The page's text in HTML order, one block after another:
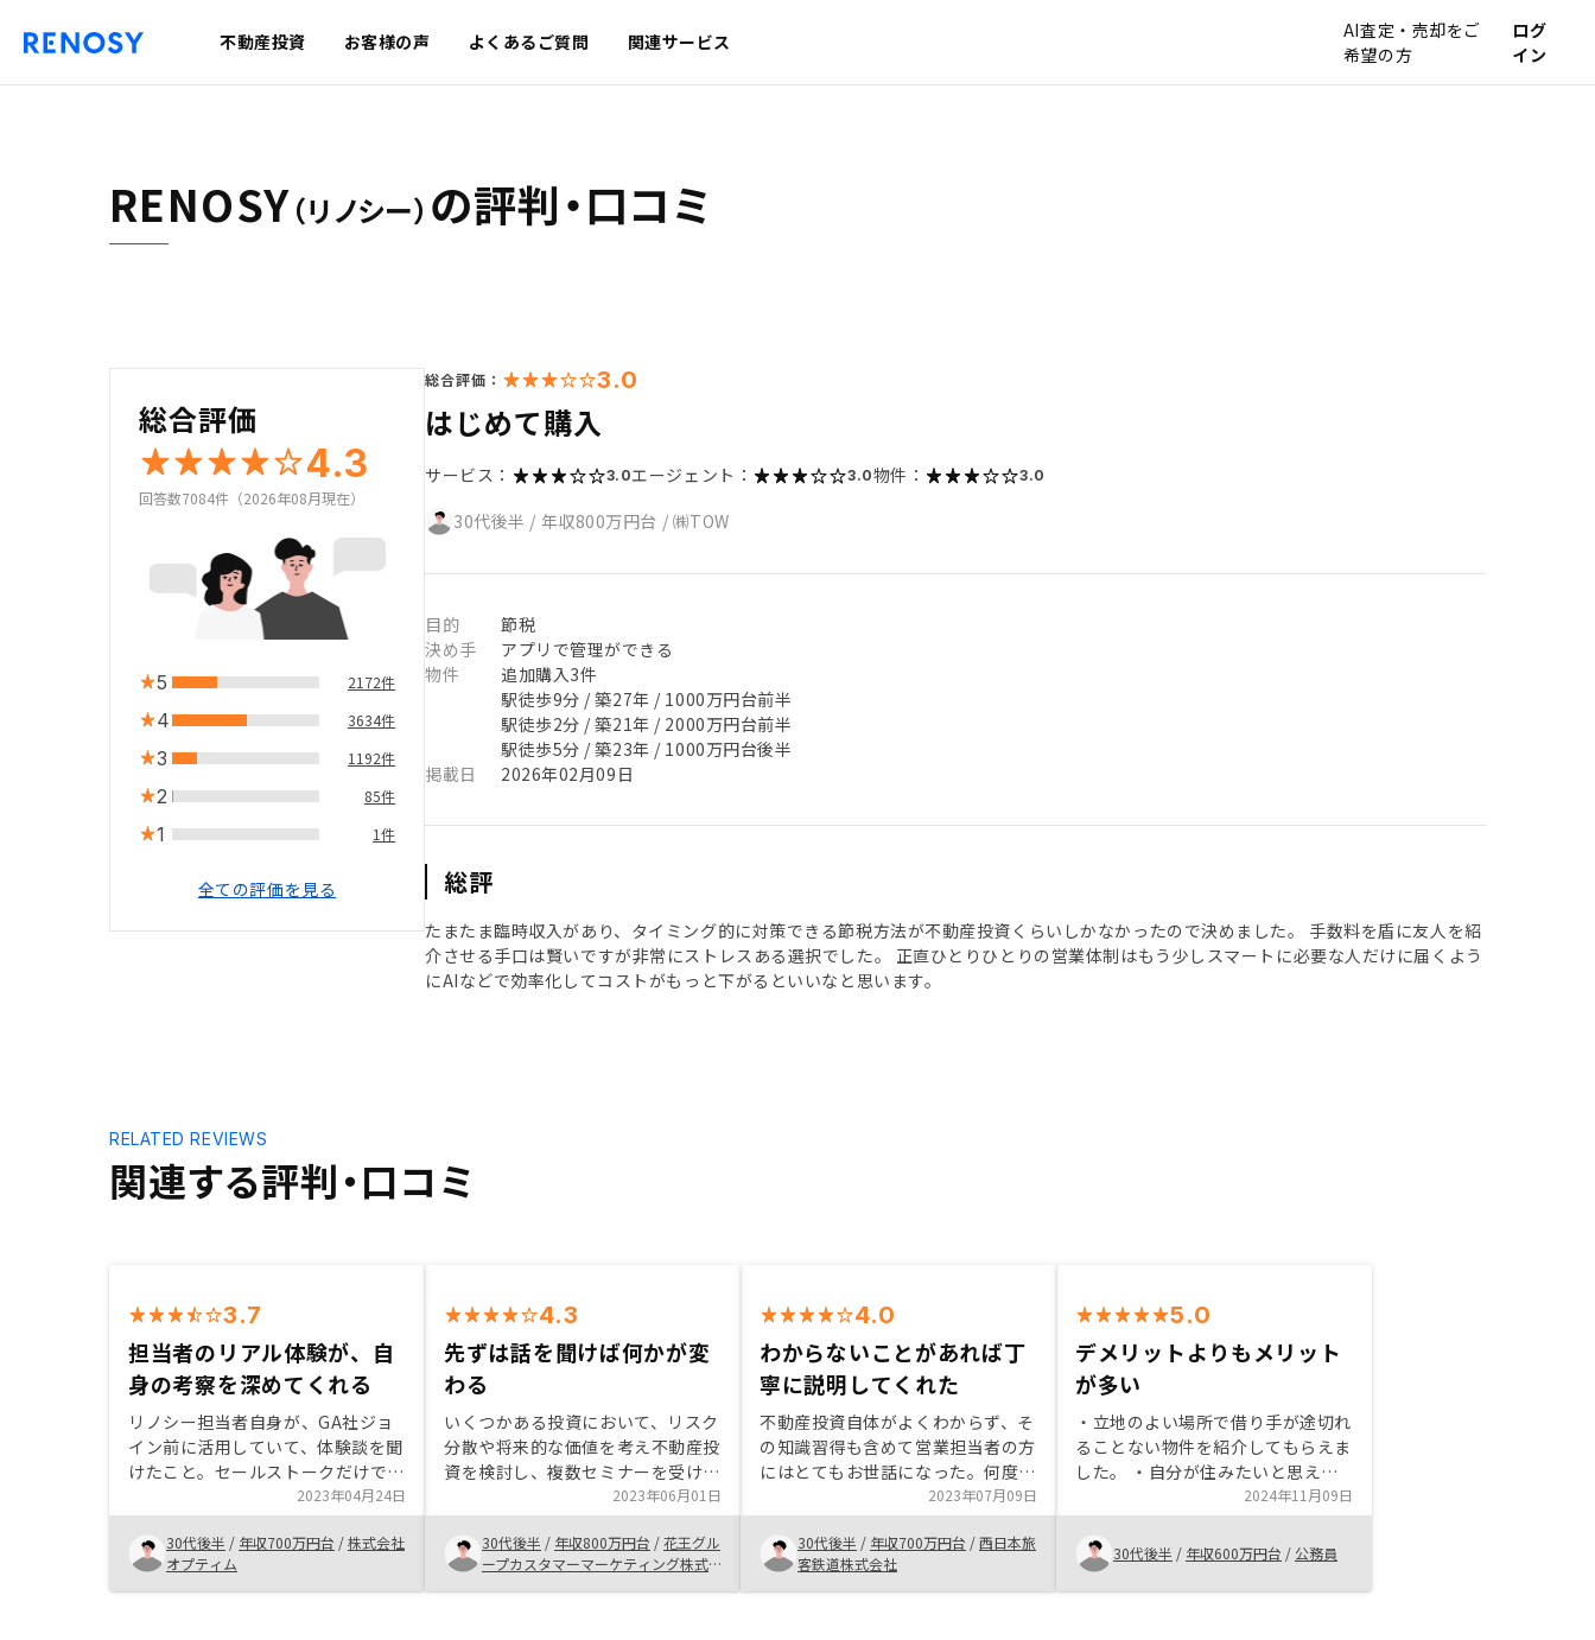
不動産投資 お客様の声 よくあるご質問 関連サービス
AI査定・売却をご
希望の方
ログ
イン
RENOSY（リノシー） の評判・口コミ
総合評価
4.3
回答数7084件（2026年08月現在）
5 2172件
4 3634件
3 1192件
2 85件
1 1件
全ての評価を見る
総合評価： 3.0
はじめて購入
サービス： 3.0エージェント： 3.0物件： 3.0
30代後半 / 年収800万円台 / ㈱TOW
目的
節税
決め手
アプリで管理ができる
物件
追加購入3件
駅徒歩9分 / 築27年 / 1000万円台前半
駅徒歩2分 / 築21年 / 2000万円台前半
駅徒歩5分 / 築23年 / 1000万円台後半
掲載日
2026年02月09日
総評
たまたま臨時収入があり、タイミング的に対策できる節税方法が不動産投資くらいしかなかったので決めました。 手数料を盾に友人を紹
介させる手口は賢いですが非常にストレスある選択でした。 正直ひとりひとりの営業体制はもう少しスマートに必要な人だけに届くよう
にAIなどで効率化してコストがもっと下がるといいなと思います。
関連する評判・口コミ
RELATED REVIEWS
3.7
担当者のリアル体験が、自
身の考察を深めてくれる
リノシー担当者自身が、GA社ジョ
イン前に活用していて、体験談を聞
けたこと。セールストークだけでは
なく、担当者自身の意思決定根拠
や、目的を聞けたことがリアリティ
が合ってよかった。基本的に気にな
った点に対する質問は客観的な視点
でクリアに返ってきて、自身で考察
2023年04月24日
30代後半 / 年収700万円台 /株式会社
オプティム
4.3
先ずは話を聞けば何かが変
わる
いくつかある投資において、リスク
分散や将来的な価値を考え不動産投
資を検討し、複数セミナーを受けた
りしたなかで、自分に最適な管理プ
ランがあった為。 また不動産投資
に関することを詳しく、リスク、メ
リットデメリット含め説明を受け不
安はほとんどなく購入できた。
2023年06月01日
30代後半 / 年収800万円台 /花王グル
ープカスタマーマーケティング株式
4.0
わからないことがあれば丁
寧に説明してくれた
不動産投資自体がよくわからず、そ
の知識習得も含めて営業担当者の方
にはとてもお世話になった。何度も
同じ質問をしたこともあったが、丁
寧に、またいろいろな視点も含め教
えてくれて、アドバイスがあったの
ことは自分とってとてもプラスだっ
た。WEBで会話してる間であって
2023年07月09日
30代後半 / 年収700万円台 /西日本旅
客鉄道株式会社
5.0
デメリットよりもメリット
が多い
・立地のよい場所で借り手が途切れ
ることない物件を紹介してもらえま
した。 ・自分が住みたいと思える
ような素敵な内装、外観なので、借
り手が付きやすいと感じました。
・投資信託よりもリスクが高いと思
っていましたが、投資信託よりもリ
スクが低いことには驚き、資産形
2024年11月09日
30代後半 / 年収600万円台 / 公務員